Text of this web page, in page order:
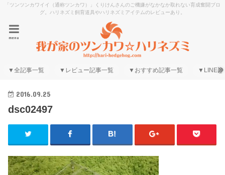
「ツンツンカワイイ（通称ツンカワ）」くりけんさんのご機嫌がなかなか取れない育成奮闘ブロ
グ。ハリネズミ飼育道具やハリネズミアイテムのレビューあり。
menu
▼全記事一覧 ▼レビュー記事一覧 ▼おすすめ記事一覧 ▼LINE@
2016.09.25
dsc02497